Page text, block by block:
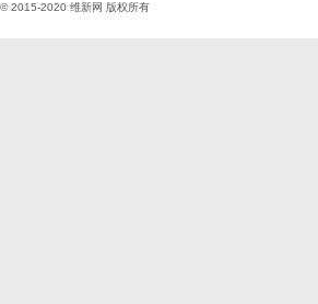
© 2015-2020 维新网 版权所有